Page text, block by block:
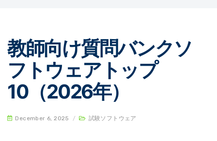
教師向け質問バンクソ
フトウェアトップ
10（2026年）
December 6, 2025 / 試験ソフトウェア